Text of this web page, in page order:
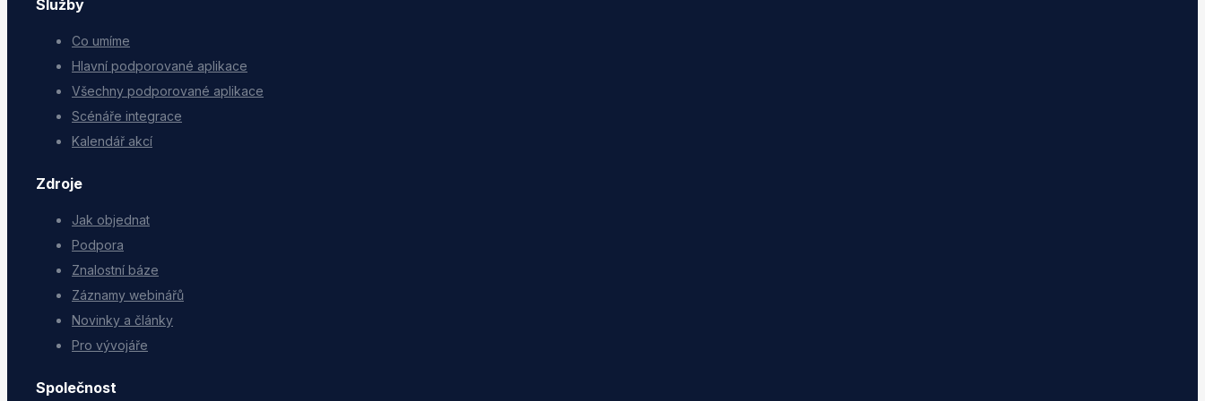
Služby
Co umíme
Hlavní podporované aplikace
Všechny podporované aplikace
Scénáře integrace
Kalendář akcí
Zdroje
Jak objednat
Podpora
Znalostní báze
Záznamy webinářů
Novinky a články
Pro vývojáře
Společnost